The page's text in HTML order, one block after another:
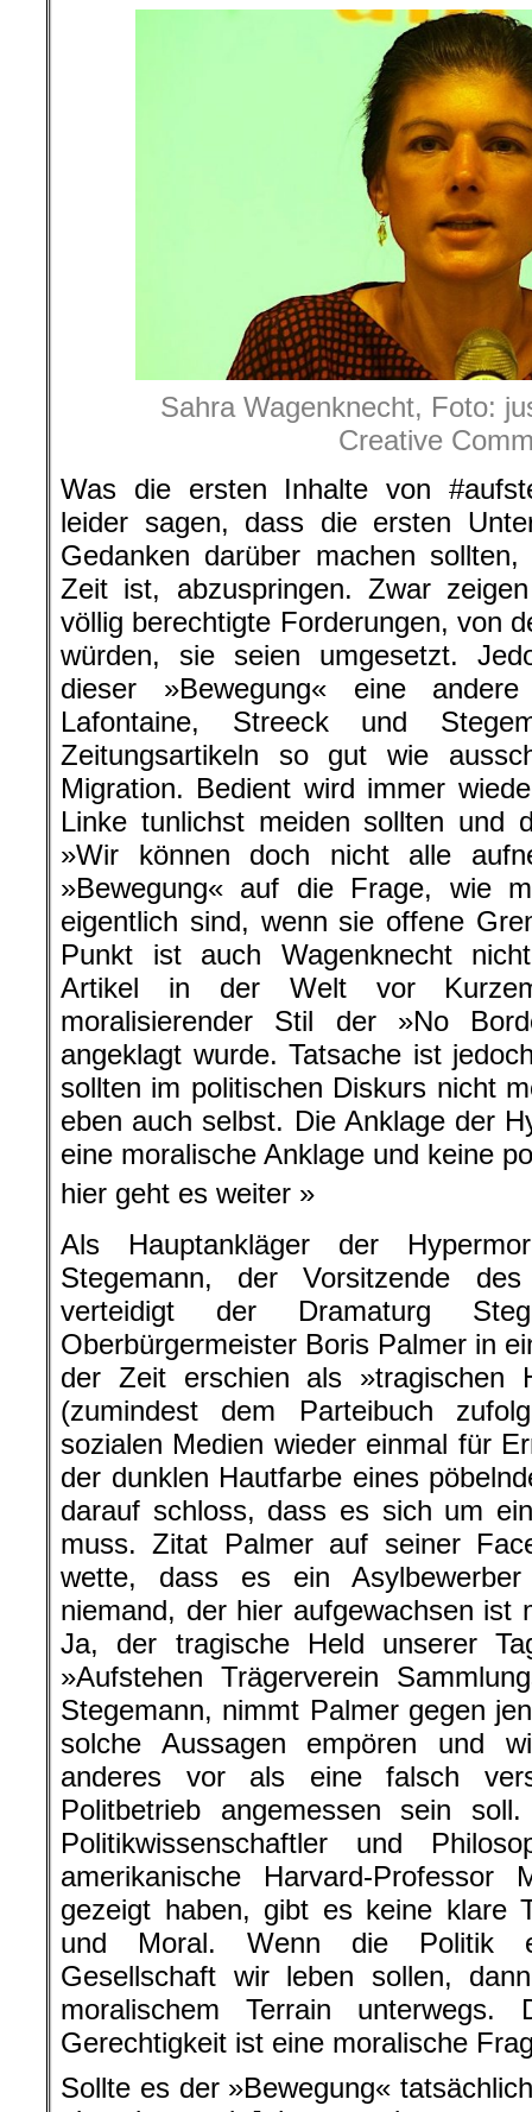
Sahra Wagenknecht, Foto:
Creative
Was die ersten Inhalte von
leider sagen, dass die ersten
Gedanken darüber machen
Zeit ist, abzuspringen. Zwar
völlig berechtigte Forderungen, von
würden, sie seien umgesetzt.
dieser »Bewegung« eine
Lafontaine, Streeck und
Zeitungsartikeln so gut wie
Migration. Bedient wird immer
Linke tunlichst meiden sollten und
»Wir können doch nicht alle
»Bewegung« auf die Frage, wie
eigentlich sind, wenn sie offene
Punkt ist auch Wagenknecht
Artikel in der Welt vor
moralisierender Stil der »No
angeklagt wurde. Tatsache ist
sollten im politischen Diskurs nicht
eben auch selbst. Die Anklage der
eine moralische Anklage und keine
hier geht es weiter »
Als Hauptankläger der
Stegemann, der Vorsitzende
verteidigt der Dramaturg
Oberbürgermeister Boris Palmer in
der Zeit erschien als »tragischen
(zumindest dem Parteibuch
sozialen Medien wieder einmal für
der dunklen Hautfarbe eines
darauf schloss, dass es sich um
muss. Zitat Palmer auf seiner
wette, dass es ein
niemand, der hier aufgewachsen ist
Ja, der tragische Held unserer
»Aufstehen Trägerverein
Stegemann, nimmt Palmer gegen
solche Aussagen empören und
anderes vor als eine falsch
Politbetrieb angemessen sein
Politikwissenschaftler und
amerikanische Harvard-
gezeigt haben, gibt es keine klare
und Moral. Wenn die Politik
Gesellschaft wir leben sollen,
moralischem Terrain
Gerechtigkeit ist eine moralische
Sollte es der »Bewegung«